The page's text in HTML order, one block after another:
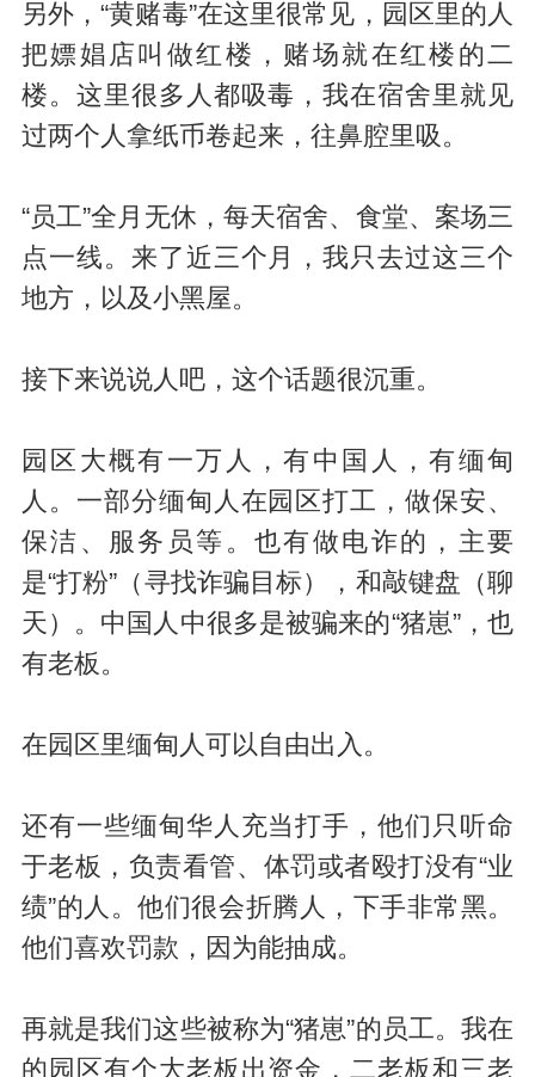
另外，“黄赌毒”在这里很常见，园区里的人
把嫖娼店叫做红楼，赌场就在红楼的二
楼。这里很多人都吸毒，我在宿舍里就见
过两个人拿纸币卷起来，往鼻腔里吸。
“员工”全月无休，每天宿舍、食堂、案场三
点一线。来了近三个月，我只去过这三个
地方，以及小黑屋。
接下来说说人吧，这个话题很沉重。
园区大概有一万人，有中国人，有缅甸
人。一部分缅甸人在园区打工，做保安、
保洁、服务员等。也有做电诈的，主要
是“打粉”（寻找诈骗目标），和敲键盘（聊
天）。中国人中很多是被骗来的“猪崽”，也
有老板。
在园区里缅甸人可以自由出入。
还有一些缅甸华人充当打手，他们只听命
于老板，负责看管、体罚或者殴打没有“业
绩”的人。他们很会折腾人，下手非常黑。
他们喜欢罚款，因为能抽成。
再就是我们这些被称为“猪崽”的员工。我在
的园区有个大老板出资金，二老板和三老